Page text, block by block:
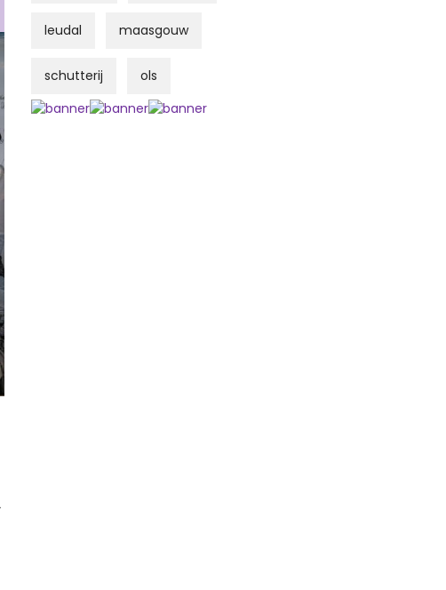
leudal maasgouw
schutterij ols